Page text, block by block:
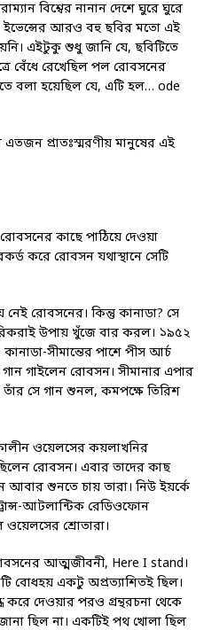
বিশ্বের নানান দেশে ঘুরে ঘুরে
ইভেন্সের আরও বহু ছবির মতো এই
এইটুকু শুধু জানি যে, ছবিটিতে
বেঁধে রেখেছিল পল রোবসনের
বলা হয়েছিল যে, এটি হল… ode
এতজন প্রাতঃস্মরণীয় মানুষের এই
কাছে পাঠিয়ে দেওয়া
করে রোবসন যথাস্থানে সেটি
নেই রোবসনের। কিন্তু কানাডা? সে
উপায় খুঁজে বার করল। ১৯৫২
সীমান্তের পাশে পীস আর্চ
গান গাইলেন রোবসন। সীমানার এপার
সে গান শুনল, কমপক্ষে তিরিশ
ওয়েলসের কয়লাখনির
রোবসন। এবার তাদের কাছ
শুনতে চায় তারা। নিউ ইয়র্কে
আটলান্টিক রেডিওফোন
ওয়েলসের শ্রোতারা।
আত্মজীবনী, Here I stand।
বোধহয় একটু অপ্রত্যাশিতই ছিল।
করে দেওয়ার পরও গ্রন্থরচনা থেকে
ছিল না। একটিই পথ খোলা ছিল